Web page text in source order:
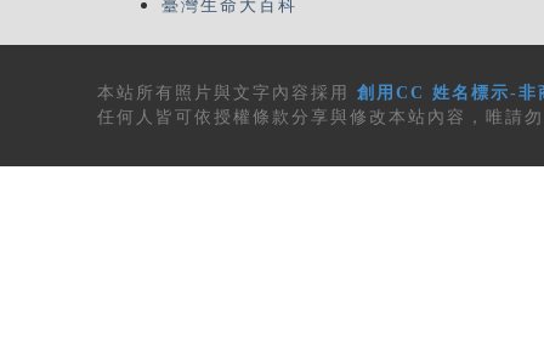
臺灣生命大百科
本站所有 照片與文字內容 採用 創用CC 姓名標示-
任何人皆可依授權條款分享與修改本站內容，唯請